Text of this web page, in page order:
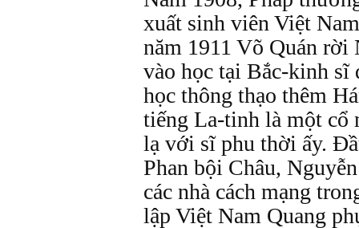
xuất sinh viên Việt
năm 1911 Võ Quán rời
vào học tại Bắc-kinh sĩ
học thông thạo thêm
tiếng La-tinh là một cổ
lạ với sĩ phu thời ấy.
Phan bội Châu,
các nhà cách mạng
lập Việt Nam Quang